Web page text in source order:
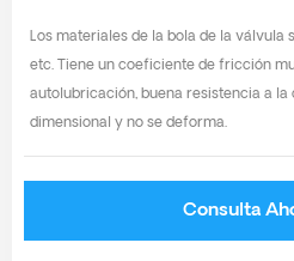
Los materiales de la bola de la válvula
etc. Tiene un coeficiente de fricción
autolubricación, buena resistencia a la
dimensional y no se deforma.
Consulta